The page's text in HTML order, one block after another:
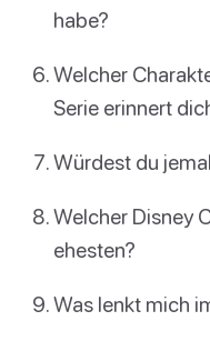
habe?
Welcher
Serie erinnert
Würdest du
Welcher Disney
ehesten?
Was lenkt mich